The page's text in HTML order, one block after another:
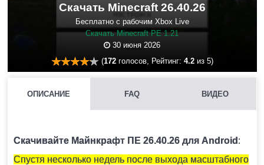
Скачать Minecraft 26.40.26
Бесплатно с рабочим Xbox Live
Скачать Minecraft PE 1.21
30 июня 2026
(172голосов, Рейтинг: 4.2из 5)
ОПИСАНИЕ FAQ ВИДЕО
Скачивайте Майнкрафт ПЕ 26.40.26 для Android :
Спустя несколько недель после выхода масштабного
тонированного стекла.